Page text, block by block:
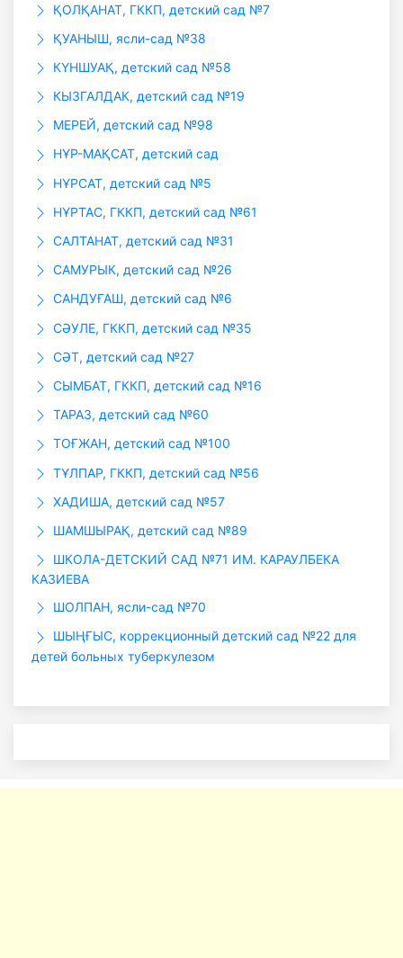
ҚОЛҚАНАТ, ГККП, детский сад №7
ҚУАНЫШ, ясли-сад №38
КҮНШУАҚ, детский сад №58
КЫЗГАЛДАК, детский сад №19
МЕРЕЙ, детский сад №98
НҰР-МАҚСАТ, детский сад
НҰРСАТ, детский сад №5
НҰРТАС, ГККП, детский сад №61
САЛТАНАТ, детский сад №31
САМУРЫК, детский сад №26
САНДУҒАШ, детский сад №6
СӘУЛЕ, ГККП, детский сад №35
СӘТ, детский сад №27
СЫМБАТ, ГККП, детский сад №16
ТАРАЗ, детский сад №60
ТОҒЖАН, детский сад №100
ТҰЛПАР, ГККП, детский сад №56
ХАДИША, детский сад №57
ШАМШЫРАҚ, детский сад №89
ШКОЛА-ДЕТСКИЙ САД №71 ИМ. КАРАУЛБЕКА
КАЗИЕВА
ШОЛПАН, ясли-сад №70
ШЫҢҒЫС, коррекционный детский сад №22 для
детей больных туберкулезом